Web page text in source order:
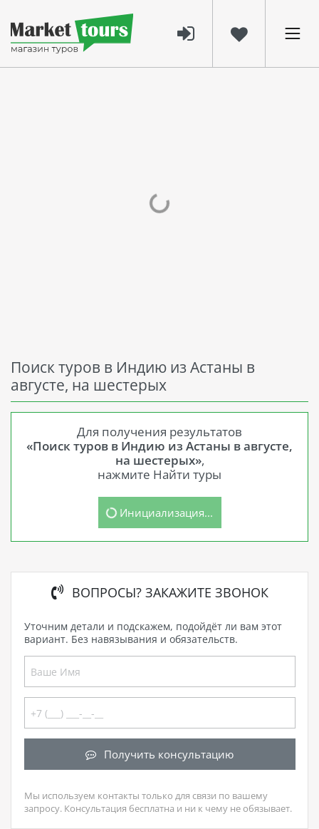
Поиск туров в Индию из Астаны в
августе, на шестерых
Для получения результатов
«Поиск туров в Индию из Астаны в августе,
на шестерых»,
нажмите Найти туры
Инициализация...
ВОПРОСЫ? ЗАКАЖИТЕ ЗВОНОК
Уточним детали и подскажем, подойдёт ли вам этот
вариант. Без навязывания и обязательств.
Получить консультацию
Мы используем контакты только для связи по вашему
запросу. Консультация бесплатна и ни к чему не обязывает.